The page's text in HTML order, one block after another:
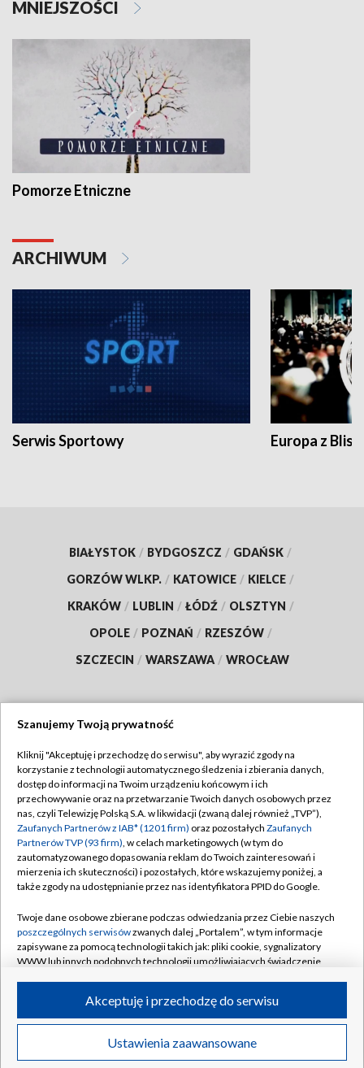
MNIEJSZOŚCI
Pomorze Etniczne
ARCHIWUM
Serwis Sportowy Europa z
BIAŁYSTOK / BYDGOSZCZ / GDAŃSK /
GORZÓW WLKP. / KATOWICE / KIELCE /
KRAKÓW / LUBLIN / ŁÓDŹ / OLSZTYN /
OPOLE / POZNAŃ / RZESZÓW /
SZCZECIN / WARSZAWA / WROCŁAW
TVP
Abonament TVP
Emisja w TVP
Centrum informacji TVP
Naziemna Telewizja Cyfrowa
Rada Programowa
System NOS
Informacje o nadawcy
Program dla prasy
Ogłoszenie przetargowe
Regulamin TVP
Polityka prywatności
Moje zgody
Pomoc
Kontakt
Kanały
©2026 Telewizja Polska S.A. w likwidacji
Szanujemy Twoją prywatność
Kliknij "Akceptuję i przechodzę do serwisu", aby wyrazić zgody na
korzystanie z technologii automatycznego śledzenia i zbierania danych,
dostęp do informacji na Twoim urządzeniu końcowym i ich
przechowywanie oraz na przetwarzanie Twoich danych osobowych przez
nas, czyli Telewizję Polską S.A. w likwidacji (zwaną dalej również „TVP”),
Zaufanych Partnerów z IAB* (1201 firm) oraz pozostałych Zaufanych
Partnerów TVP (93 firm), w celach marketingowych (w tym do
zautomatyzowanego dopasowania reklam do Twoich zainteresowań i
mierzenia ich skuteczności) i pozostałych, które wskazujemy poniżej, a
także zgody na udostępnianie przez nas identyfikatora PPID do Google.
Twoje dane osobowe zbierane podczas odwiedzania przez Ciebie naszych
poszczególnych serwisówzwanych dalej „Portalem”, w tym informacje
zapisywane za pomocą technologii takich jak: pliki cookie, sygnalizatory
WWW lub innych podobnych technologii umożliwiających świadczenie
ruchu w Internecie.
Twoje dane osobowe zbierane podczas odwiedzania przez Ciebie
poszczególnych serwisówna Portalu, takie jak adresy IP, identyfikatory
Ustawienia zaawansowane
Akceptuję i przechodzę do serwisu